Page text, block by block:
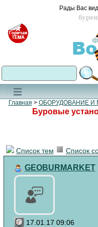
Рады Вас
Главная > ОБОРУДОВАНИЕ И
Буровые
Список тем Список
GEOBURMARKET
17.01.17 09:06